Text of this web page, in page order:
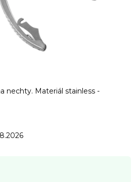
nechty. Materiál stainless -